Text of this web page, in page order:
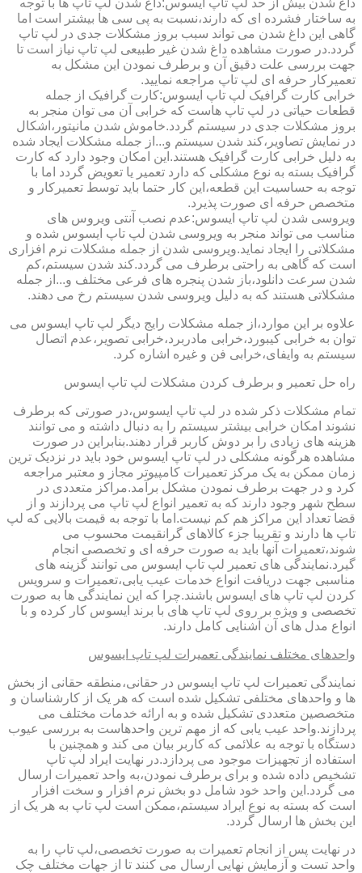
به ساختار فشرده ای که دارند،نسبت به پی سی ها بیشتر است اما
گاهی این داغ شدن می تواند سبب بروز مشکلات جدی در لپ تاپ
گردد.در صورت مشاهده داغ شدن غیر طبیعی لپ تاپ نیاز است تا
جهت بررسی علت دقیق آن و برطرف نمودن این مشکل به
تعمیرکار حرفه ای لپ تاپ مراجعه نمایید.
خرابی کارت گرافیک لپ تاپ ایسوس:کارت گرافیک از جمله
قطعات حیاتی در لپ تاپ هاست که خرابی آن می توان منجر به
بروز مشکلات جدی در سیستم گردد.خاموش شدن مانیتور،اشکال
در نمایش تصاویر،کند شدن سیستم و...از جمله مشکلات ایجاد شده
به دلیل خرابی کارت گرافیک هستند.این امکان وجود دارد که کارت
گرافیک بسته به نوع مشکلی که دارد تعمیر یا تعویض گردد اما با
توجه به حساسیت این قطعه،این کار حتما باید توسط تعمیرکار و
متخصص حرفه ای صورت پذیرد.
ویروسی شدن لپ تاپ ایسوس:عدم نصب آنتی ویروس های
مناسب می تواند منجر به ویروسی شدن لپ تاپ ایسوس شده و
مشکلاتی را ایجاد نماید.ویروسی شدن از جمله مشکلات نرم افزاری
است که گاهی به راحتی برطرف می گردد.کند شدن سیستم،کم
شدن سرعت دانلود،باز شدن پنجره های فرعی مختلف و...از جمله
مشکلاتی هستند که به دلیل ویروسی شدن سیستم رخ می دهند.
علاوه بر این موارد،از جمله مشکلات رایج دیگر لپ تاپ ایسوس می
توان به خرابی کیبورد،خرابی مادربرد،خرابی تصویر،عدم اتصال
سیستم به وایفای،خرابی فن و غیره اشاره کرد.
راه حل تعمیر و برطرف کردن مشکلات لپ تاپ ایسوس
تمام مشکلات ذکر شده در لپ تاپ ایسوس،در صورتی که برطرف
نشوند امکان خرابی بیشتر سیستم را به دنبال داشته و می توانند
هزینه های زیادی را بر دوش کاربر قرار دهند.بنابراین در صورت
مشاهده هرگونه مشکلی در لپ تاپ ایسوس خود باید در نزدیک ترین
زمان ممکن به یک مرکز تعمیرات کامپیوتر مجاز و معتبر مراجعه
کرد و در جهت برطرف نمودن مشکل برآمد.مراکز متعددی در
سطح شهر وجود دارند که به تعمیر انواع لپ تاپ می پردازند و از
قضا تعداد این مراکز هم کم نیست.اما با توجه به قیمت بالایی که لپ
تاپ ها دارند و تقریبا جزء کالاهای گرانقیمت محسوب می
شوند،تعمیرات آنها باید به صورت حرفه ای و تخصصی انجام
گیرد.نمایندگی های تعمیر لپ تاپ ایسوس می توانند گزینه های
مناسبی جهت دریافت انواع خدمات عیب یابی،تعمیرات و سرویس
کردن لپ تاپ های ایسوس باشند.چرا که این نمایندگی ها به صورت
تخصصی و ویژه بر روی لپ تاپ های با برند ایسوس کار کرده و با
انواع مدل های آن آشنایی کامل دارند.
واحدهای مختلف نمایندگی تعمیرات لپ تاپ ایسوس
نمایندگی تعمیرات لپ تاپ ایسوس در حقانی،منطقه حقانی از بخش
ها و واحدهای مختلفی تشکیل شده است که هر یک از کارشناسان و
متخصصین متعددی تشکیل شده و به ارائه خدمات مختلف می
پردازند.واحد عیب یابی که از مهم ترین واحدهاست به بررسی عیوب
دستگاه با توجه به علائمی که کاربر بیان می کند و همچنین با
استفاده از تجهیزات موجود می پردازد.در نهایت ایراد لپ تاپ
تشخیص داده شده و برای برطرف نمودن،به واحد تعمیرات ارسال
می گردد.این واحد خود شامل دو بخش نرم افزار و سخت افزار
است که بسته به نوع ایراد سیستم،ممکن است لپ تاپ به هر یک از
این بخش ها ارسال گردد.
در نهایت پس از انجام تعمیرات به صورت تخصصی،لپ تاپ را به
واحد تست و آزمایش نهایی ارسال می کنند تا از جهات مختلف چک